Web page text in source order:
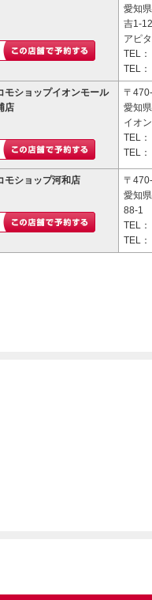
愛知
吉1-12
アピ
TEL：
TEL：
モショップイオンモール
店
〒
愛知
イオ
TEL：
TEL：
モショップ河和店
〒
愛知
88-1
TEL：
TEL：